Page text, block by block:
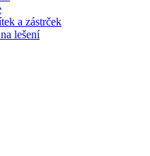
a zástrček
lešení